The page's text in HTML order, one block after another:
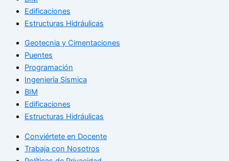
Edificaciones
Estructuras Hidráulicas
Geotecnia y Cimentaciones
Puentes
Programación
Ingeniería Sísmica
BIM
Edificaciones
Estructuras Hidráulicas
Conviértete en Docente
Trabaja con Nosotros